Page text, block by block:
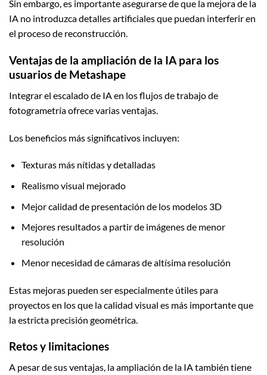
Sin embargo, es importante asegurarse de que la mejora de la
IA no introduzca detalles artificiales que puedan interferir en
el proceso de reconstrucción.
Ventajas de la ampliación de la IA para los
usuarios de Metashape
Integrar el escalado de IA en los flujos de trabajo de
fotogrametría ofrece varias ventajas.
Los beneficios más significativos incluyen:
Texturas más nítidas y detalladas
Realismo visual mejorado
Mejor calidad de presentación de los modelos 3D
Mejores resultados a partir de imágenes de menor
resolución
Menor necesidad de cámaras de altísima resolución
Estas mejoras pueden ser especialmente útiles para
proyectos en los que la calidad visual es más importante que
la estricta precisión geométrica.
Retos y limitaciones
A pesar de sus ventajas, la ampliación de la IA también tiene